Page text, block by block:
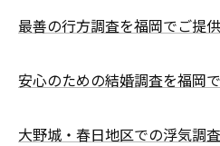
最善の行方調査を福岡でご提供
安心のための結婚調査を福岡で
大野城・春日地区での浮気調